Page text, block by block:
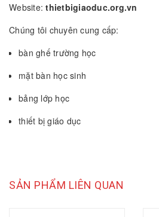
Website:thietbigiaoduc.org.vn
Chúng tôi chuyên cung cấp:
bàn ghế trường học
mặt bàn học sinh
bảng lớp học
thiết bị giáo dục
SẢN PHẨM LIÊN QUAN